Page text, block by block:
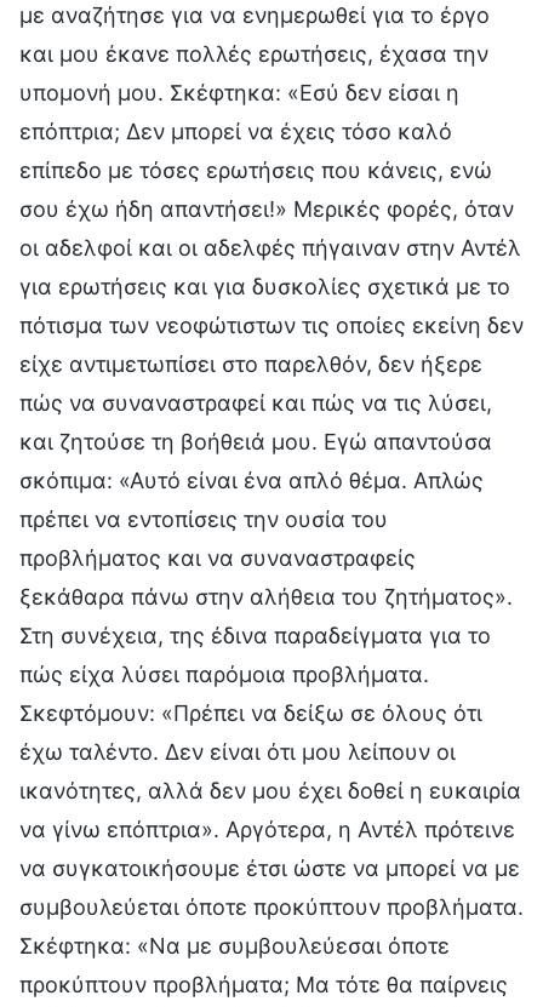
με αναζήτησε για να ενημερωθεί για το έργο
και μου έκανε πολλές ερωτήσεις, έχασα την
υπομονή μου. Σκέφτηκα: «Εσύ δεν είσαι η
επόπτρια; Δεν μπορεί να έχεις τόσο καλό
επίπεδο με τόσες ερωτήσεις που κάνεις, ενώ
σου έχω ήδη απαντήσει!» Μερικές φορές, όταν
οι αδελφοί και οι αδελφές πήγαιναν στην Αντέλ
για ερωτήσεις και για δυσκολίες σχετικά με το
πότισμα των νεοφώτιστων τις οποίες εκείνη δεν
είχε αντιμετωπίσει στο παρελθόν, δεν ήξερε
πώς να συναναστραφεί και πώς να τις λύσει,
και ζητούσε τη βοήθειά μου. Εγώ απαντούσα
σκόπιμα: «Αυτό είναι ένα απλό θέμα. Απλώς
πρέπει να εντοπίσεις την ουσία του
προβλήματος και να συναναστραφείς
ξεκάθαρα πάνω στην αλήθεια του ζητήματος».
Στη συνέχεια, της έδινα παραδείγματα για το
πώς είχα λύσει παρόμοια προβλήματα.
Σκεφτόμουν: «Πρέπει να δείξω σε όλους ότι
έχω ταλέντο. Δεν είναι ότι μου λείπουν οι
ικανότητες, αλλά δεν μου έχει δοθεί η ευκαιρία
να γίνω επόπτρια». Αργότερα, η Αντέλ πρότεινε
να συγκατοικήσουμε έτσι ώστε να μπορεί να με
συμβουλεύεται όποτε προκύπτουν προβλήματα.
Σκέφτηκα: «Να με συμβουλεύεσαι όποτε
προκύπτουν προβλήματα; Μα τότε θα παίρνεις